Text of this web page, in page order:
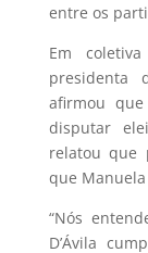
entre os
Em
presidenta
afirmou
disputar
relatou que
que
“Nós
D’Ávila